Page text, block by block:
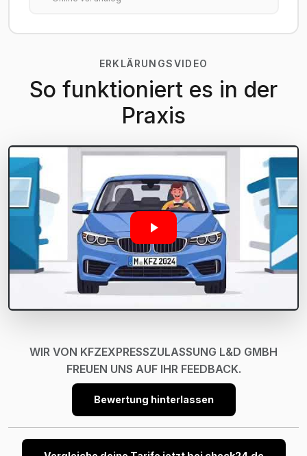
ERKLÄRUNGSVIDEO
So funktioniert es in der
Praxis
WIR VON KFZEXPRESSZULASSUNG L&D GMBH
FREUEN UNS AUF IHR FEEDBACK.
Bewertung hinterlassen